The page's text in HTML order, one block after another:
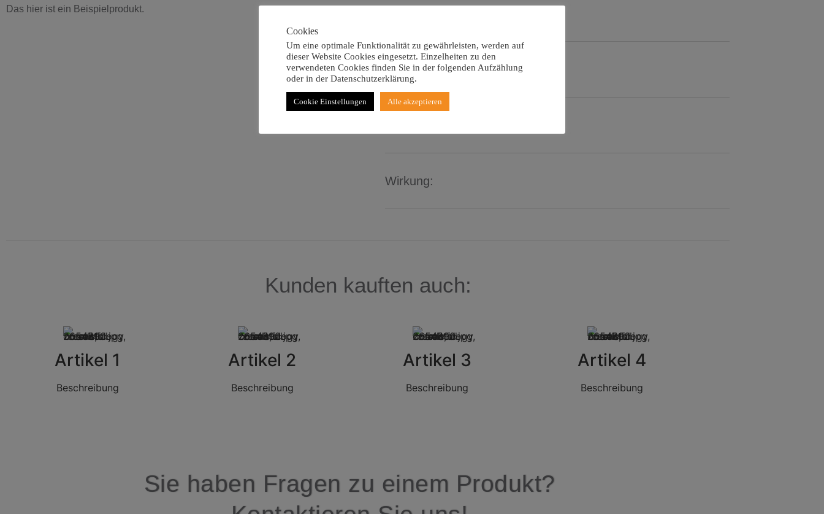
Das hier ist ein Beispielprodukt.
Aussehen:
Wirkung:
Kunden kauften auch:
Artikel 1
Beschreibung
Artikel 2
Beschreibung
Artikel 3
Beschreibung
Artikel 4
Beschreibung
Sie haben Fragen zu einem Produkt?
Cookies
Um eine optimale Funktionalität zu gewährleisten, werden auf
dieser Website Cookies eingesetzt. Einzelheiten zu den
verwendeten Cookies finden Sie in der folgenden Aufzählung
oder in der Datenschutzerklärung.
Cookie Einstellungen Alle akzeptieren